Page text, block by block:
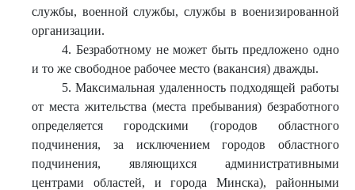
службы, военной службы, службы в военизированной
организации.
4. Безработному не может быть предложено одно
и то же свободное рабочее место (вакансия) дважды.
5. Максимальная удаленность подходящей работы
от места жительства (места пребывания) безработного
определяется городскими (городов областного
подчинения, за исключением городов областного
подчинения, являющихся административными
центрами областей, и города Минска), районными